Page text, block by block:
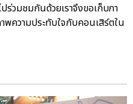
ปร่วมชมกันด้วยเราจึงขอเก็บภา
ความประทับใจกับคอนเสิร์ตใน